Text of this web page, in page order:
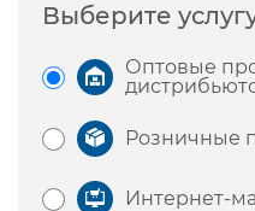
Выберите
Оптовые
Розничные
Интернет-